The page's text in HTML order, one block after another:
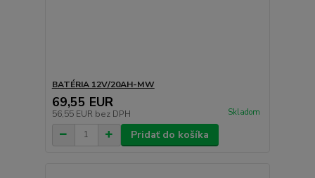
BATÉRIA 12V/20AH-MW
69,55 EUR
56,55 EUR bez DPH Skladom
Pridať do košíka